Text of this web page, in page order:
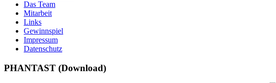
Das Team
Mitarbeit
Links
Gewinnspiel
Impressum
Datenschutz
PHANTAST (Download)